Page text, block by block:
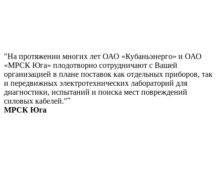
"На протяжении многих лет ОАО «Кубаньэнерго» и ОАО
«МРСК Юга» плодотворно сотрудничают с Вашей
организацией в плане поставок как отдельных приборов, так
и передвижных электротехнических лабораторий для
диагностики, испытаний и поиска мест повреждений
силовых кабелей.""
МРСК Юга